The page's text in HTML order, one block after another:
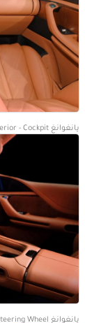
يانغوانغ U8 interior - Cockpit
يانغوانغ U8 interior - Steering Wheel